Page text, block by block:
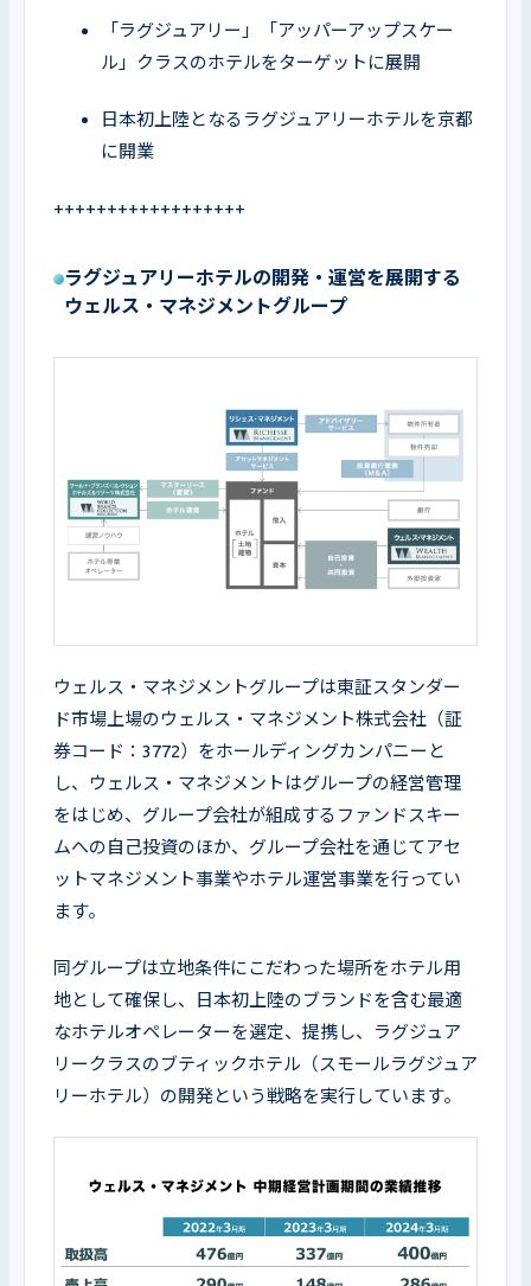
「ラグジュアリー」「アッパーアップスケー
ル」クラスのホテルをターゲットに展開
日本初上陸となるラグジュアリーホテルを京都
に開業
++++++++++++++++++
ラグジュアリーホテルの開発・運営を展開する
ウェルス・マネジメントグループ
ウェルス・マネジメントグループは東証スタンダー
ド市場上場のウェルス・マネジメント株式会社（証
券コード：3772）をホールディングカンパニーと
し、ウェルス・マネジメントはグループの経営管理
をはじめ、グループ会社が組成するファンドスキー
ムへの自己投資のほか、グループ会社を通じてアセ
ットマネジメント事業やホテル運営事業を行ってい
ます。
同グループは立地条件にこだわった場所をホテル用
地として確保し、日本初上陸のブランドを含む最適
なホテルオペレーターを選定、提携し、ラグジュア
リークラスのブティックホテル（スモールラグジュア
リーホテル）の開発という戦略を実行しています。